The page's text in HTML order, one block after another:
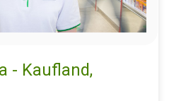
- Kaufland,